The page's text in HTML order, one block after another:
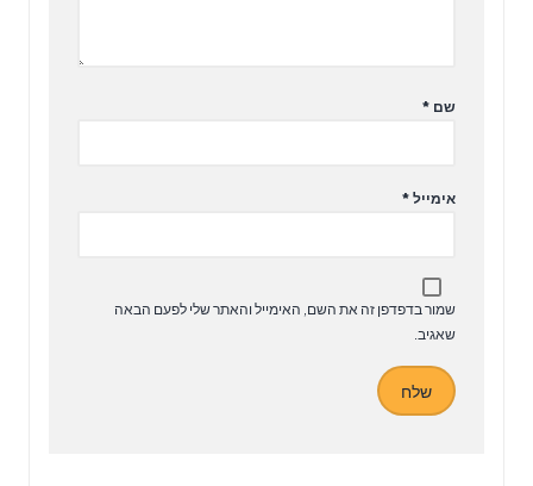
שם *
אימייל *
שמור בדפדפן זה את השם, האימייל והאתר שלי לפעם הבאה
שאגיב.